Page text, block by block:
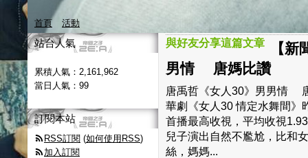
首頁 活動
與好友分享這篇文章
【
男情 唐媽比讚
唐禹哲《女人30》男男情
華劇《女人30 情定水舞間》
首播最高收視，平均收視
兒子演出自然不尷尬，比和
絲，媽媽...
站台人氣
累積人氣： 2,161,962
當日人氣： 99
訂閱本站
RSS訂閱 (如何使用RSS)
加入訂閱